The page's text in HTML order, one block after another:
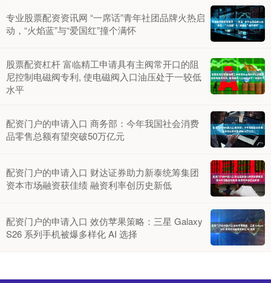
专业股票配资资讯网 “一席话”青年社团品牌火热启
动，“火焰蓝”与“爱国红”撞个满怀
股票配资杠杆 富临精工申请具有主阀常开口的阻
尼控制电磁阀专利, 使电磁阀入口油压处于一较低
水平
配资门户的申请入口 商务部：今年我国社会消费
品零售总额有望突破50万亿元
配资门户的申请入口 财达证券助力新泰统筹集团
资本市场融资获佳绩 融资利率创历史新低
配资门户的申请入口 效仿苹果策略：三星 Galaxy
S26 系列手机被爆多样化 AI 选择